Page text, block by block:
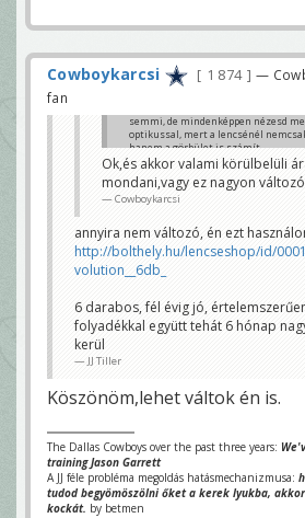
Cowboykarcsi 1 874
—
fan
semmi, de mindenképpen nézesd
optikussal, mert a lencsénél
hanem a görbület is számít
JJ Tiller
Ok,és akkor valami körülbelüli
mondani,vagy ez nagyon
Cowboykarcsi
annyira nem változó, én ezt
http://bolthely.hu/lencseshop/id/
volution__6db_
6 darabos, fél évig jó,
folyadékkal együtt tehát 6 hónap
kerül
JJ Tiller
Köszönöm,lehet váltok én is.
The Dallas Cowboys over the past three years:
training Jason Garrett
A JJ féle probléma megoldás hatásmechanizmusa:
tudod begyömöszölni őket a kerek lyukba,
kockát. by betmen